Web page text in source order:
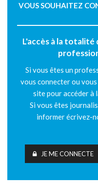
VOUS SOUHAITEZ
L'accès à la
Si vous êtes un
vous connecter ou
site pour accéder
Si vous êtes
informer écrivez-
JE ME CONNECTE